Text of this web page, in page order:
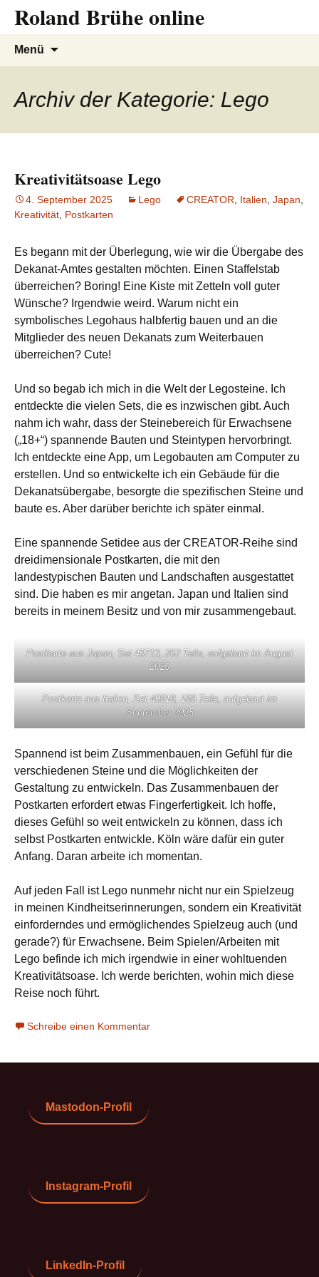
InhaltRoland Brühe online
Menü
Archiv der Kategorie: Lego
Kreativitätsoase Lego
4. September 2025 Lego CREATOR Italien Japan
Kreativität Postkarten
Es begann mit der Überlegung, wie wir die Übergabe des
Dekanat-Amtes gestalten möchten. Einen Staffelstab
überreichen? Boring! Eine Kiste mit Zetteln voll guter
Wünsche? Irgendwie weird. Warum nicht ein
symbolisches Legohaus halbfertig bauen und an die
Mitglieder des neuen Dekanats zum Weiterbauen
überreichen? Cute!
Und so begab ich mich in die Welt der Legosteine. Ich
entdeckte die vielen Sets, die es inzwischen gibt. Auch
nahm ich wahr, dass der Steinebereich für Erwachsene
(„18+“) spannende Bauten und Steintypen hervorbringt.
Ich entdeckte eine App, um Legobauten am Computer zu
erstellen. Und so entwickelte ich ein Gebäude für die
Dekanatsübergabe, besorgte die spezifischen Steine und
baute es. Aber darüber berichte ich später einmal.
Eine spannende Setidee aus der CREATOR-Reihe sind
dreidimensionale Postkarten, die mit den
landestypischen Bauten und Landschaften ausgestattet
sind. Die haben es mir angetan. Japan und Italien sind
bereits in meinem Besitz und von mir zusammengebaut.
Postkarte aus Japan, Set 40713, 262 Teile, aufgebaut im August
2025
Postkarte aus Italien, Set 40818, 189 Teile, aufgebaut im
September 2025
Spannend ist beim Zusammenbauen, ein Gefühl für die
verschiedenen Steine und die Möglichkeiten der
Gestaltung zu entwickeln. Das Zusammenbauen der
Postkarten erfordert etwas Fingerfertigkeit. Ich hoffe,
dieses Gefühl so weit entwickeln zu können, dass ich
selbst Postkarten entwickle. Köln wäre dafür ein guter
Anfang. Daran arbeite ich momentan.
Auf jeden Fall ist Lego nunmehr nicht nur ein Spielzeug
in meinen Kindheitserinnerungen, sondern ein Kreativität
einforderndes und ermöglichendes Spielzeug auch (und
gerade?) für Erwachsene. Beim Spielen/Arbeiten mit
Lego befinde ich mich irgendwie in einer wohltuenden
Kreativitätsoase. Ich werde berichten, wohin mich diese
Reise noch führt.
Schreibe einen Kommentar
Mastodon-Profil
Instagram-Profil
LinkedIn-Profil